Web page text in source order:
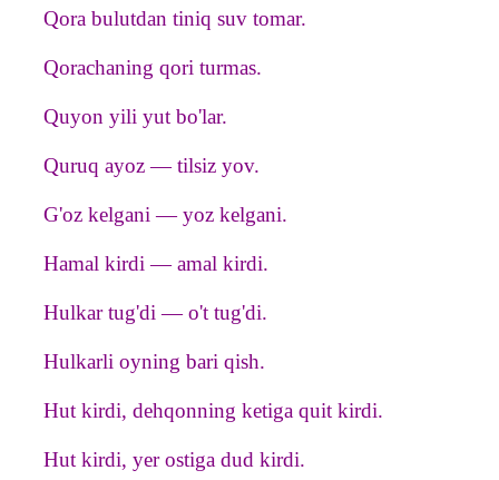
Qora bulutdan tiniq suv tomar.
Qorachaning qori turmas.
Quyon yili yut bo'lar.
Quruq ayoz — tilsiz yov.
G'oz kelgani — yoz kelgani.
Hamal kirdi — amal kirdi.
Hulkar tug'di — o't tug'di.
Hulkarli oyning bari qish.
Hut kirdi, dehqonning ketiga quit kirdi.
Hut kirdi, yer ostiga dud kirdi.